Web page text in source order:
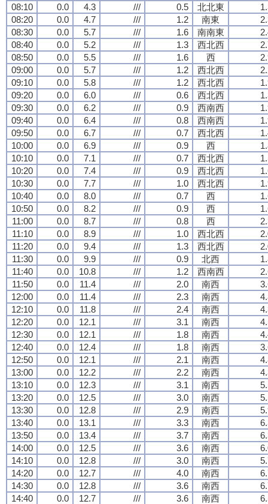
08:10
0.0 4.3 /// 0.5 北北東
08:20
0.0 4.7 /// 1.2 南東
08:30
0.0 5.7 /// 1.6 南南東
08:40
0.0 5.2 /// 1.3 西北西
08:50
0.0 5.5 /// 1.6 西
09:00
0.0 5.7 /// 1.2 西北西
09:10
0.0 5.8 /// 1.2 西北西
09:20
0.0 6.0 /// 0.6 西北西
09:30
0.0 6.2 /// 0.9 西南西
09:40
0.0 6.4 /// 0.8 西南西
09:50
0.0 6.7 /// 0.7 西北西
10:00
0.0 6.9 /// 0.9 西
10:10
0.0 7.1 /// 0.7 西北西
10:20
0.0 7.4 /// 0.9 西北西
10:30
0.0 7.7 /// 1.0 西北西
10:40
0.0 8.0 /// 0.7 西
10:50
0.0 8.2 /// 0.9 西
11:00
0.0 8.7 /// 0.8 西
11:10
0.0 8.9 /// 1.0 西北西
11:20
0.0 9.4 /// 1.3 西北西
11:30
0.0 9.9 /// 0.9 北西
11:40
0.0 10.8 /// 1.2 西南西
11:50
0.0 11.4 /// 2.0 南西
12:00
0.0 11.4 /// 2.3 南西
12:10
0.0 11.8 /// 2.4 南西
12:20
0.0 12.1 /// 3.1 南西
12:30
0.0 12.1 /// 1.8 南西
12:40
0.0 12.4 /// 1.8 南西
12:50
0.0 12.1 /// 2.1 南西
13:00
0.0 12.2 /// 2.2 南西
13:10
0.0 12.3 /// 3.1 南西
13:20
0.0 12.5 /// 3.0 南西
13:30
0.0 12.8 /// 2.9 南西
13:40
0.0 13.1 /// 3.3 南西
13:50
0.0 13.4 /// 3.7 南西
14:00
0.0 12.5 /// 3.6 南西
14:10
0.0 12.8 /// 3.0 南西
14:20
0.0 12.7 /// 4.0 南西
14:30
0.0 12.8 /// 3.6 南西
14:40
0.0 12.7 /// 3.6 南西